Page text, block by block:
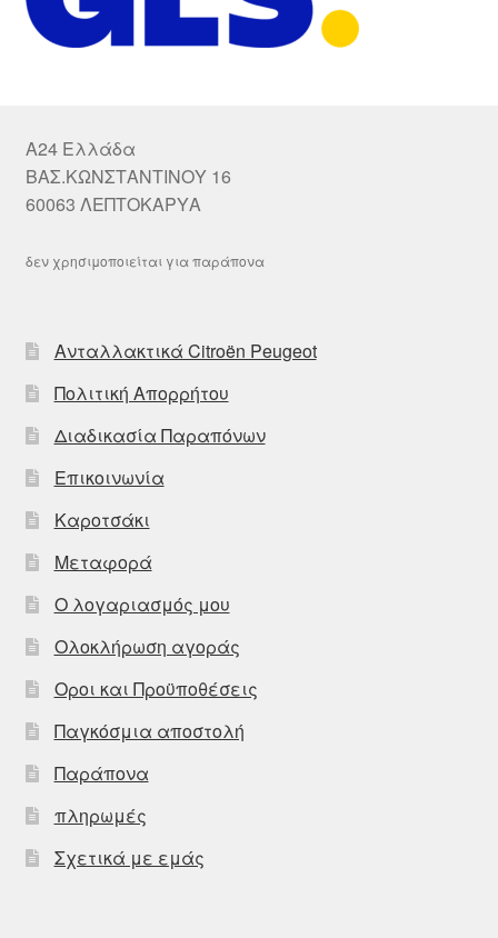
A24 Ελλάδα
ΒΑΣ.ΚΩΝΣΤΑΝΤΙΝΟΥ 16
60063 ΛΕΠΤΟΚΑΡΥΑ
δεν χρησιμοποιείται για παράπονα
Ανταλλακτικά Citroën Peugeot
Πολιτική Απορρήτου
Διαδικασία Παραπόνων
Επικοινωνία
Καροτσάκι
Μεταφορά
Ο λογαριασμός μου
Ολοκλήρωση αγοράς
Οροι και Προϋποθέσεις
Παγκόσμια αποστολή
Παράπονα
πληρωμές
Σχετικά με εμάς